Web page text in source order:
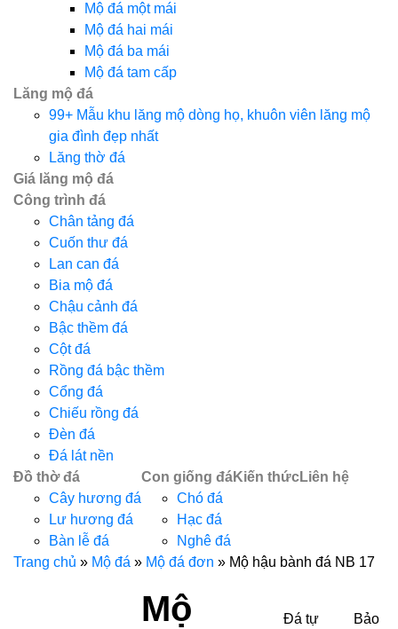
Mộ đá một mái
Mộ đá hai mái
Mộ đá ba mái
Mộ đá tam cấp
Lăng mộ đá
99+ Mẫu khu lăng mộ dòng họ, khuôn viên lăng mộ
gia đình đẹp nhất
Lăng thờ đá
Giá lăng mộ đá
Công trình đá
Chân tảng đá
Cuốn thư đá
Lan can đá
Bia mộ đá
Chậu cảnh đá
Bậc thềm đá
Cột đá
Rồng đá bậc thềm
Cổng đá
Chiếu rồng đá
Đèn đá
Đá lát nền
Đồ thờ đá
Cây hương đá
Lư hương đá
Bàn lễ đá
Con giống đá
Chó đá
Hạc đá
Nghê đá
Kiến thứcLiên hệ
Trang chủ » Mộ đá » Mộ đá đơn » Mộ hậu bành đá NB 17
Mộ
Đá tự
Bảo